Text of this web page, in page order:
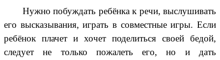
Нужно побуждать ребёнка к речи, выслушивать
его высказывания, играть в совместные игры. Если
ребёнок плачет и хочет поделиться своей бедой,
следует не только пожалеть его, но и дать